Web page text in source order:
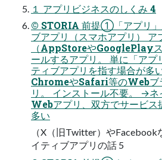
１ アプリビジネスのしくみ 4
© STORIA 前提①「アプリ」
ブアプリ（スマホアプリ） ア
（AppStoreやGooglePlay
ールするアプリ。 単に「アプ
ティブアプリを指す場合が多
ChromeやSafari等のWebブ
リ。 インストール不要。 →ネ
Webアプリ、双方でサービス
多い
（X（旧Twitter）や
イティブアプリの話 5